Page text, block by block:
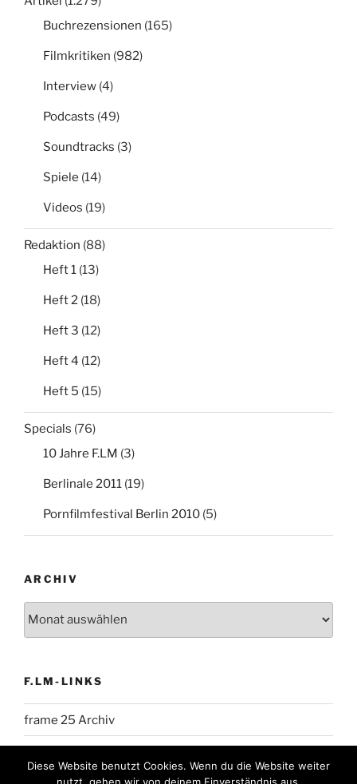
Buchrezensionen (165)
Filmkritiken (982)
Interview (4)
Podcasts (49)
Soundtracks (3)
Spiele (14)
Videos (19)
Redaktion (88)
Heft 1 (13)
Heft 2 (18)
Heft 3 (12)
Heft 4 (12)
Heft 5 (15)
Specials (76)
10 Jahre F.LM (3)
Berlinale 2011 (19)
Pornfilmfestival Berlin 2010 (5)
ARCHIV
F.LM-LINKS
frame 25 Archiv
Diese Website benutzt Cookies. Wenn du die Website weiter